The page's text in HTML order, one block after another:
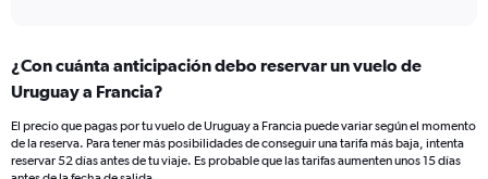
Range:
12
The
chart
has
¿Con cuánta anticipación debo reservar un vuelo de
Uruguay a Francia?
El precio que pagas por tu vuelo de Uruguay a Francia puede variar según el momento
de la reserva. Para tener más posibilidades de conseguir una tarifa más baja, intenta
reservar 52 días antes de tu viaje. Es probable que las tarifas aumenten unos 15 días